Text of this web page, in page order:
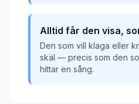
Alltid får den visa,
Den som vill klaga eller
skäl — precis som den
hittar en sång.